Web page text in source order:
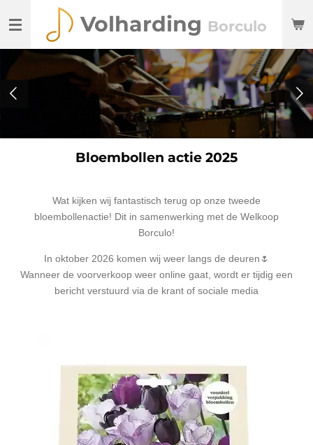
direct
de
hoofdinhoud
Volharding Borculo
Bloembollen actie 2025
Wat kijken wij fantastisch terug op onze tweede
bloembollenactie! Dit in samenwerking met de Welkoop
Borculo!
In oktober 2026 komen wij weer langs de deuren🌷
Wanneer de voorverkoop weer online gaat, wordt er tijdig een
bericht verstuurd via de krant of sociale media